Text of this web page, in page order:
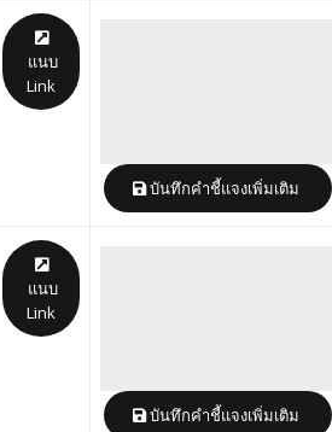
แนบ
Link
บันทึกคำชี้แจงเพิ่มเติม
แนบ
Link
บันทึกคำชี้แจงเพิ่มเติม